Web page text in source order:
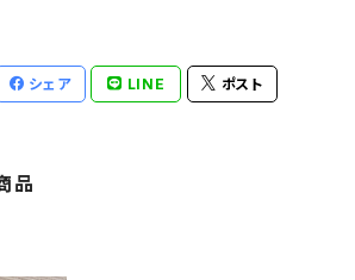
シェア LINE ポスト
品